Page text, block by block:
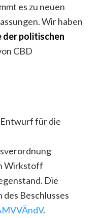
es zu neuen
Wir haben
politischen
CBD
für die
Wirkstoff
Die
Beschlusses
.